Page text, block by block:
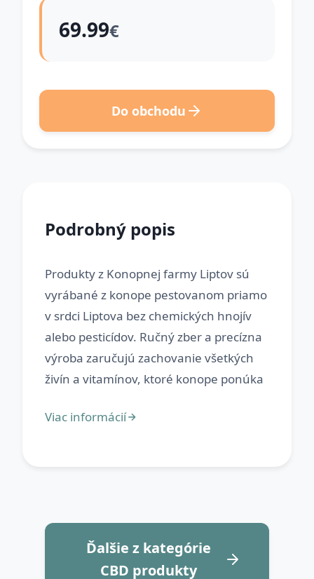
69.99€
Do obchodu
Podrobný popis
Produkty z Konopnej farmy Liptov sú
vyrábané z konope pestovanom priamo
v srdci Liptova bez chemických hnojív
alebo pesticídov. Ručný zber a precízna
výroba zaručujú zachovanie všetkých
Ďalšie z kategórie
CBD produkty